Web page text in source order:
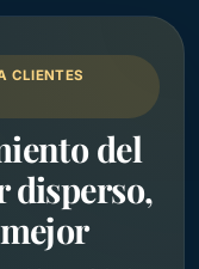
CLIENTES
del
disperso,